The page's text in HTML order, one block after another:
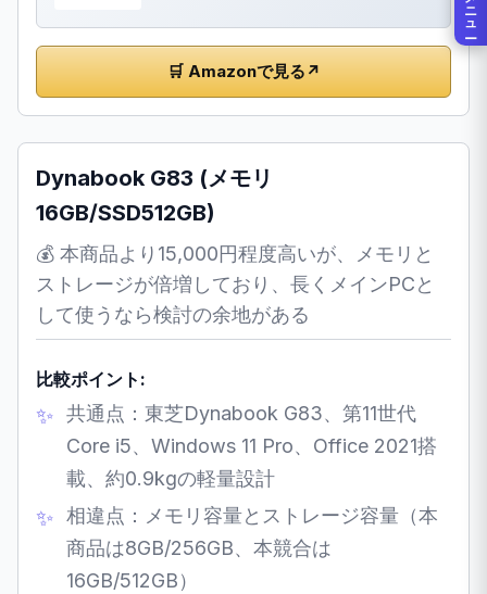
🛒 Amazonで見る ↗
Dynabook G83 (メモリ
16GB/SSD512GB)
💰 本商品より15,000円程度高いが、メモリと
ストレージが倍増しており、長くメインPCと
して使うなら検討の余地がある
比較ポイント:
共通点：東芝Dynabook G83、第11世代
Core i5、Windows 11 Pro、Office 2021搭
載、約0.9kgの軽量設計
相違点：メモリ容量とストレージ容量（本
商品は8GB/256GB、本競合は
16GB/512GB）